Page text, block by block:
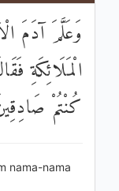
وَعَلَّمَ آدَمَ
الْمَلَائِكَةِ
كُنْتُمْ
nama-nama